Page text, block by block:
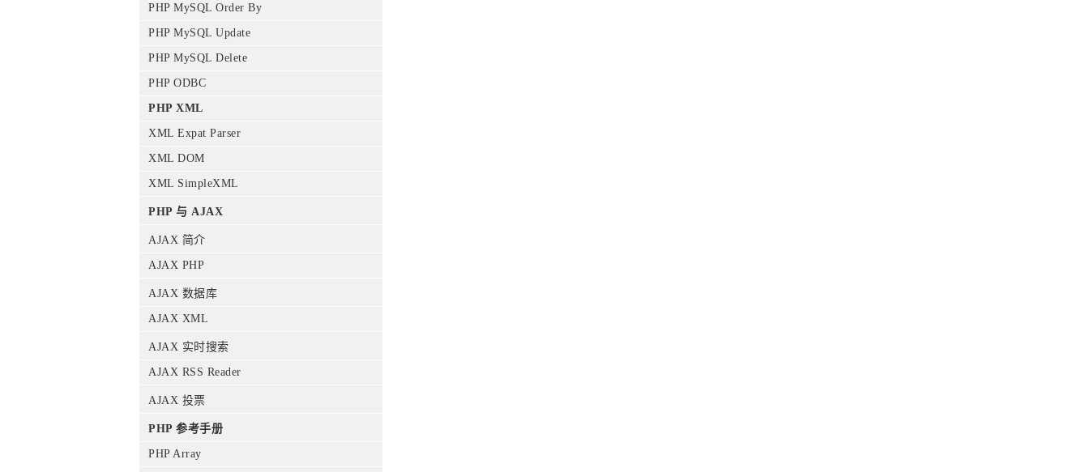
PHP MySQL Order By
PHP MySQL Update
PHP MySQL Delete
PHP ODBC
PHP XML
XML Expat Parser
XML DOM
XML SimpleXML
PHP 与 AJAX
AJAX 简介
AJAX PHP
AJAX 数据库
AJAX XML
AJAX 实时搜索
AJAX RSS Reader
AJAX 投票
PHP 参考手册
PHP Array